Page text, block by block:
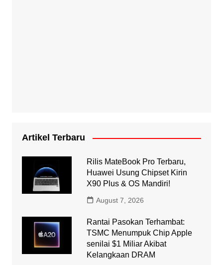
Artikel Terbaru
Rilis MateBook Pro Terbaru,
Huawei Usung Chipset Kirin
X90 Plus & OS Mandiri!
August 7, 2026
Rantai Pasokan Terhambat:
TSMC Menumpuk Chip Apple
senilai $1 Miliar Akibat
Kelangkaan DRAM